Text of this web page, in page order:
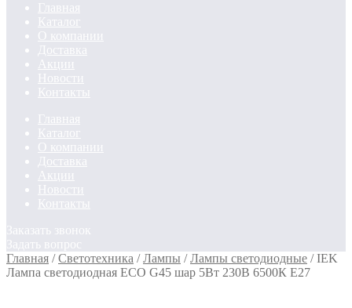
Главная
Каталог
О компании
Доставка
Акции
Новости
Контакты
Главная
Каталог
О компании
Доставка
Акции
Новости
Контакты
Заказать звонок
Задать вопрос
Главная /Светотехника /Лампы /Лампы светодиодные /IEK
Лампа светодиодная ECO G45 шар 5Вт 230В 6500К E27